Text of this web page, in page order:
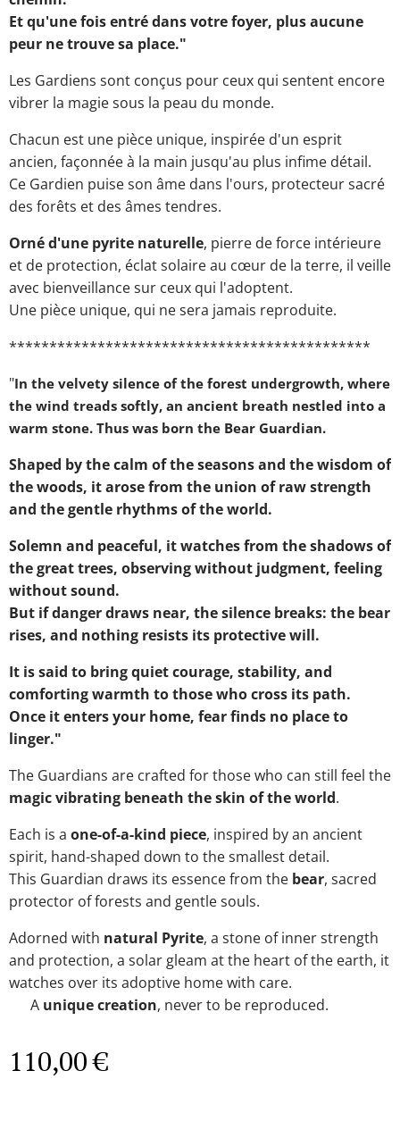
Et qu'une fois entré dans votre foyer, plus aucune
peur ne trouve sa place."
Les Gardiens sont conçus pour ceux qui sentent encore
vibrer la magie sous la peau du monde.
Chacun est une pièce unique, inspirée d'un esprit
ancien, façonnée à la main jusqu'au plus infime détail.
Ce Gardien puise son âme dans l'ours, protecteur sacré
des forêts et des âmes tendres.
Orné d'une pyrite naturelle, pierre de force intérieure
et de protection, éclat solaire au cœur de la terre, il veille
avec bienveillance sur ceux qui l'adoptent.
Une pièce unique, qui ne sera jamais reproduite.
*********************************************
"In the velvety silence of the forest undergrowth, where
the wind treads softly, an ancient breath nestled into a
warm stone. Thus was born the Bear Guardian.
Shaped by the calm of the seasons and the wisdom of
the woods, it arose from the union of raw strength
and the gentle rhythms of the world.
Solemn and peaceful, it watches from the shadows of
the great trees, observing without judgment, feeling
without sound.
But if danger draws near, the silence breaks: the bear
rises, and nothing resists its protective will.
It is said to bring quiet courage, stability, and
comforting warmth to those who cross its path.
Once it enters your home, fear finds no place to
linger."
The Guardians are crafted for those who can still feel the
magic vibrating beneath the skin of the world.
Each is a one-of-a-kind piece, inspired by an ancient
spirit, hand-shaped down to the smallest detail.
This Guardian draws its essence from the bear, sacred
protector of forests and gentle souls.
Adorned with natural Pyrite, a stone of inner strength
and protection, a solar gleam at the heart of the earth, it
watches over its adoptive home with care.
✨ A unique creation, never to be reproduced.
110,00€